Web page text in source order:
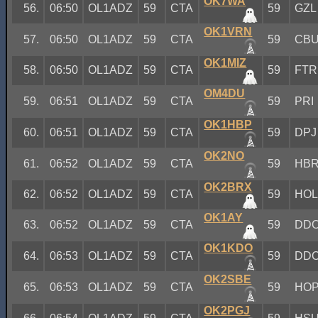
56. 06:50 OL1ADZ 59 CTA 59 GZL
57. 06:50 OL1ADZ 59 CTA
OK1VRN
59
58. 06:50 OL1ADZ 59 CTA
OK1MIZ
59 FTR
59. 06:51 OL1ADZ 59 CTA
OM4DU
59 PRI
60. 06:51 OL1ADZ 59 CTA
OK1HBP
59 DPJ
61. 06:52 OL1ADZ 59 CTA
OK2NO
59
62. 06:52 OL1ADZ 59 CTA
OK2BRX
59 HOL
63. 06:52 OL1ADZ 59 CTA
OK1AY
59
64. 06:53 OL1ADZ 59 CTA
OK1KDO
59
65. 06:53 OL1ADZ 59 CTA
OK2SBE
59
OK2PGJ